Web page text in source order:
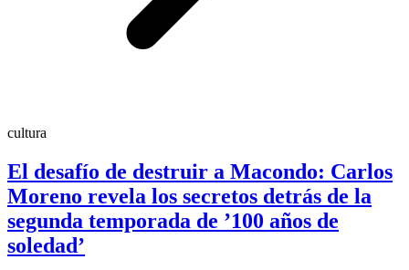
cultura
El desafío de destruir a Macondo: Carlos
Moreno revela los secretos detrás de la
segunda temporada de ’100 años de
soledad’